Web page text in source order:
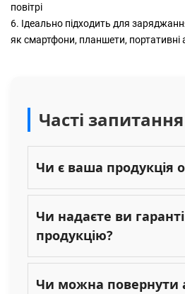
повітрі
6. Ідеально підходить для
як смартфони, планшети, портативні
Часті запитання
Чи є ваша продукція
Чи надаєте ви
продукцію?
Чи можна повернути